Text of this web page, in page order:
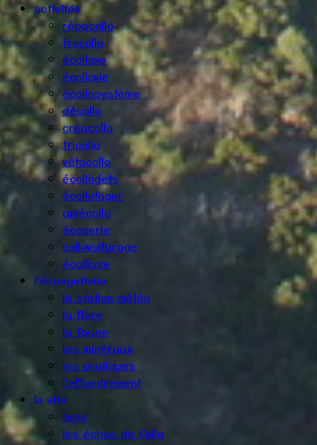
activités
répacollo
trocollo
écolloxe
écollovie
écollosystème
décollo
créacollo
tricollo
vêtacollo
écollodets
écollotager
apiécollo
écoserie
collovoiturage
écollonie
l'écosystème
la station météo
la flore
la faune
les minéraux
les pratiques
l'effondrement
le site
liens
les échos de Collo